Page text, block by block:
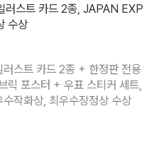
러스트 카드 2종, JAPAN EXP
수상
스트 카드 2종 + 한정판 전용
릭 포스터 + 우표 스티커 세트,
작화상, 최우수장정상 수상